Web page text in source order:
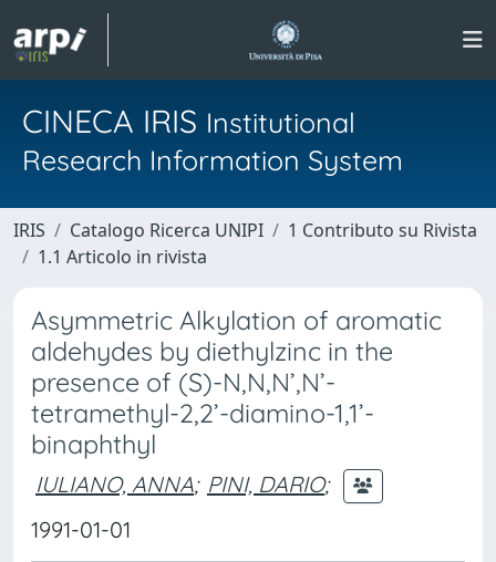
CINECA IRIS Institutional
Research Information System
IRIS Catalogo Ricerca UNIPI
1 Contributo su Rivista
1.1 Articolo in rivista
Asymmetric Alkylation of aromatic
aldehydes by diethylzinc in the
presence of (S)-N,N,N’,N’-
tetramethyl-2,2’-diamino-1,1’-
binaphthyl
IULIANO, ANNA; PINI, DARIO;
1991-01-01